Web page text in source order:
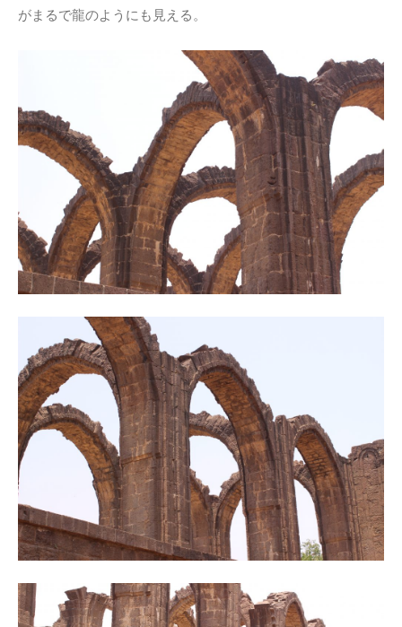
がまるで龍のようにも見える。